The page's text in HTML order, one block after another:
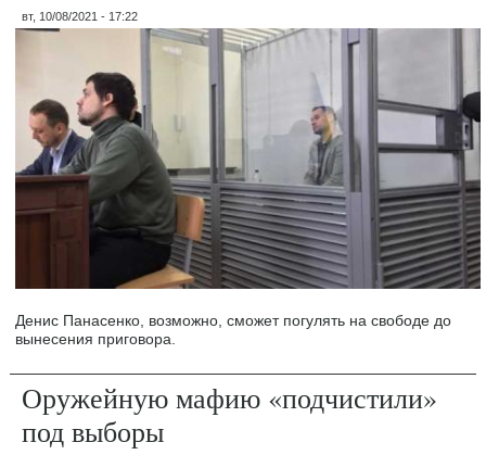
вт, 10/08/2021 - 17:22
Денис Панасенко, возможно, сможет погулять на свободе до
вынесения приговора.
Оружейную мафию «подчистили»
под выборы